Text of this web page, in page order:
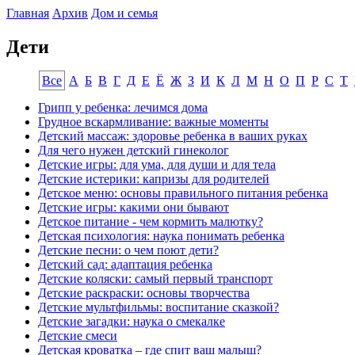
Главная Архив Дом и семья
Дети
Все А Б В Г Д Е Ё Ж З И К Л М Н О П Р С Т
Грипп у ребенка: лечимся дома
Грудное вскармливание: важные моменты
Детский массаж: здоровье ребенка в ваших руках
Для чего нужен детский гинеколог
Детские игры: для ума, для души и для тела
Детские истерики: капризы для родителей
Детское меню: основы правильного питания ребенка
Детские игры: какими они бывают
Детское питание - чем кормить малютку?
Детская психология: наука понимать ребенка
Детские песни: о чем поют дети?
Детский сад: адаптация ребенка
Детские коляски: самый первый транспорт
Детские раскраски: основы творчества
Детские мультфильмы: воспитание сказкой?
Детские загадки: наука о смекалке
Детские смеси
Детская кроватка – где спит ваш малыш?